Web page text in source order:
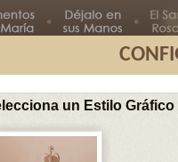
un Estilo Gráfico
Misterio